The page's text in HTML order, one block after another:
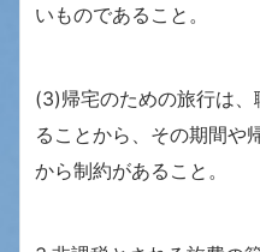
いものであること。
(3)帰宅のための旅行は
ることから、その期間や
から制約があること。